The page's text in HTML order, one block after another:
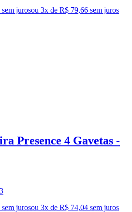
jurosou 3x de R$ 79,66 sem juros
Presence 4 Gavetas -
jurosou 3x de R$ 74,04 sem juros